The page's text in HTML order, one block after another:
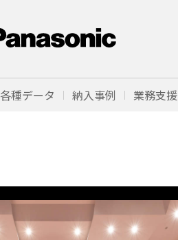
各種データ 納入事例 業務支援